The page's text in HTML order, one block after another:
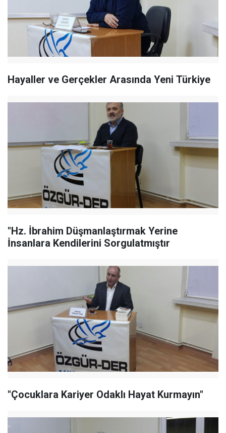
Hayaller ve Gerçekler Arasında Yeni Türkiye
"Hz. İbrahim Düşmanlaştırmak Yerine
İnsanlara Kendilerini Sorgulatmıştır
"Çocuklara Kariyer Odaklı Hayat Kurmayın"